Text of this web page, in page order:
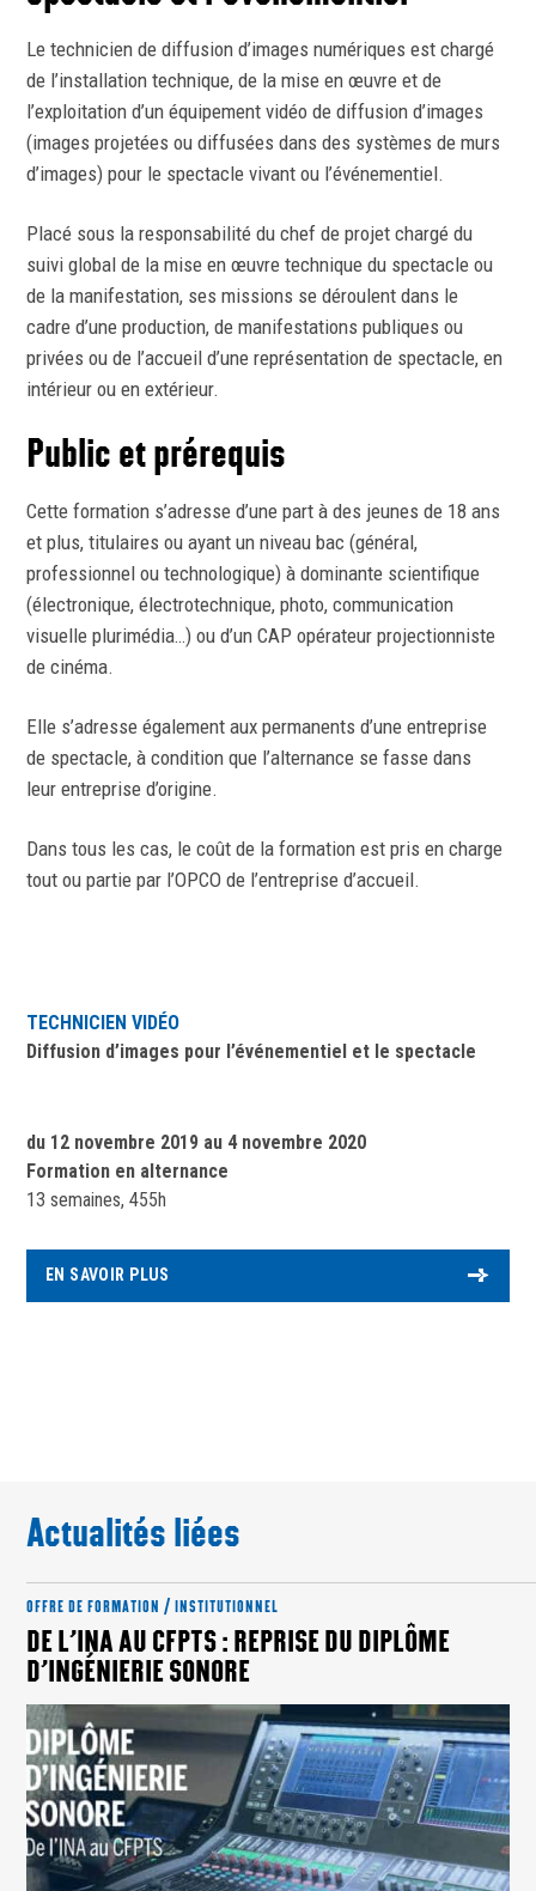
Le technicien de diffusion d’images numériques est chargé
de l’installation technique, de la mise en œuvre et de
l’exploitation d’un équipement vidéo de diffusion d’images
(images projetées ou diffusées dans des systèmes de murs
d’images) pour le spectacle vivant ou l’événementiel.
Placé sous la responsabilité du chef de projet chargé du
suivi global de la mise en œuvre technique du spectacle ou
de la manifestation, ses missions se déroulent dans le
cadre d’une production, de manifestations publiques ou
privées ou de l’accueil d’une représentation de spectacle, en
intérieur ou en extérieur.
Public et prérequis
Cette formation s’adresse d’une part à des jeunes de 18 ans
et plus, titulaires ou ayant un niveau bac (général,
professionnel ou technologique) à dominante scientifique
(électronique, électrotechnique, photo, communication
visuelle plurimédia…) ou d’un CAP opérateur projectionniste
de cinéma.
Elle s’adresse également aux permanents d’une entreprise
de spectacle, à condition que l’alternance se fasse dans
leur entreprise d’origine.
Dans tous les cas, le coût de la formation est pris en charge
tout ou partie par l’OPCO de l’entreprise d’accueil.
TECHNICIEN VIDÉO
Diffusion d’images pour l’événementiel et le spectacle
du 12 novembre 2019 au 4 novembre 2020
Formation en alternance
13 semaines, 455h
EN SAVOIR PLUS
Actualités liées
OFFRE DE FORMATION / INSTITUTIONNEL
DE L’INA AU CFPTS : REPRISE DU DIPLÔME
D’INGÉNIERIE SONORE